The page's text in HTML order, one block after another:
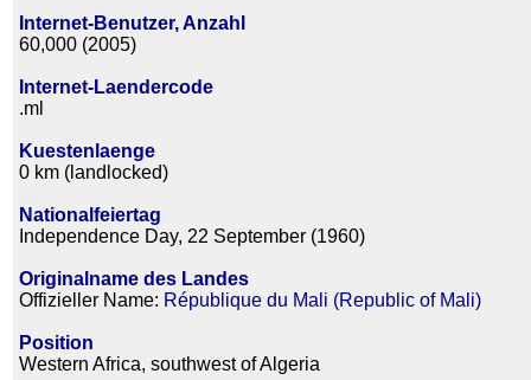
Internet-Benutzer, Anzahl
60,000 (2005)
Internet-Laendercode
.ml
Kuestenlaenge
0 km (landlocked)
Nationalfeiertag
Independence Day, 22 September (1960)
Originalname des Landes
Offizieller Name: République du Mali (Republic of Mali)
Position
Western Africa, southwest of Algeria